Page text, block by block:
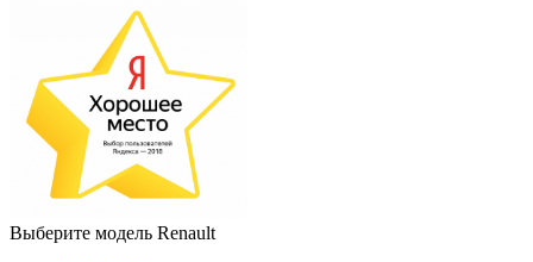
Выберите модель Renault